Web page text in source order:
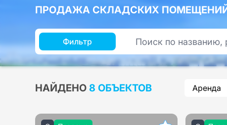
ПРОДАЖА СКЛАДСКИХ ПОМЕЩЕНИЙ
Фильтр
НАЙДЕНО 8 ОБЪЕКТОВ Аренда